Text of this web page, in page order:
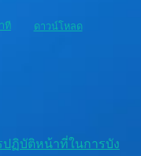
ที ดาวน์โหลด
ปฏิบัติหน้าที่ในการบัง